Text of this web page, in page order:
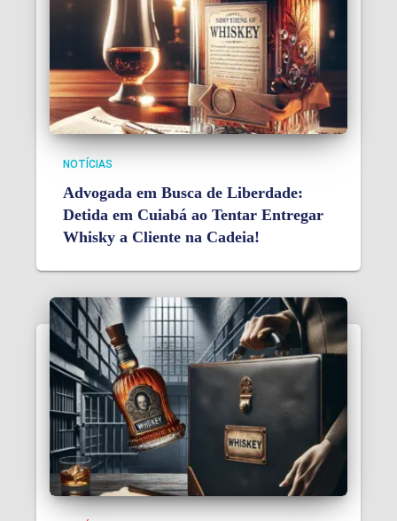
NOTÍCIAS
Advogada em Busca de Liberdade:
Detida em Cuiabá ao Tentar Entregar
Whisky a Cliente na Cadeia!